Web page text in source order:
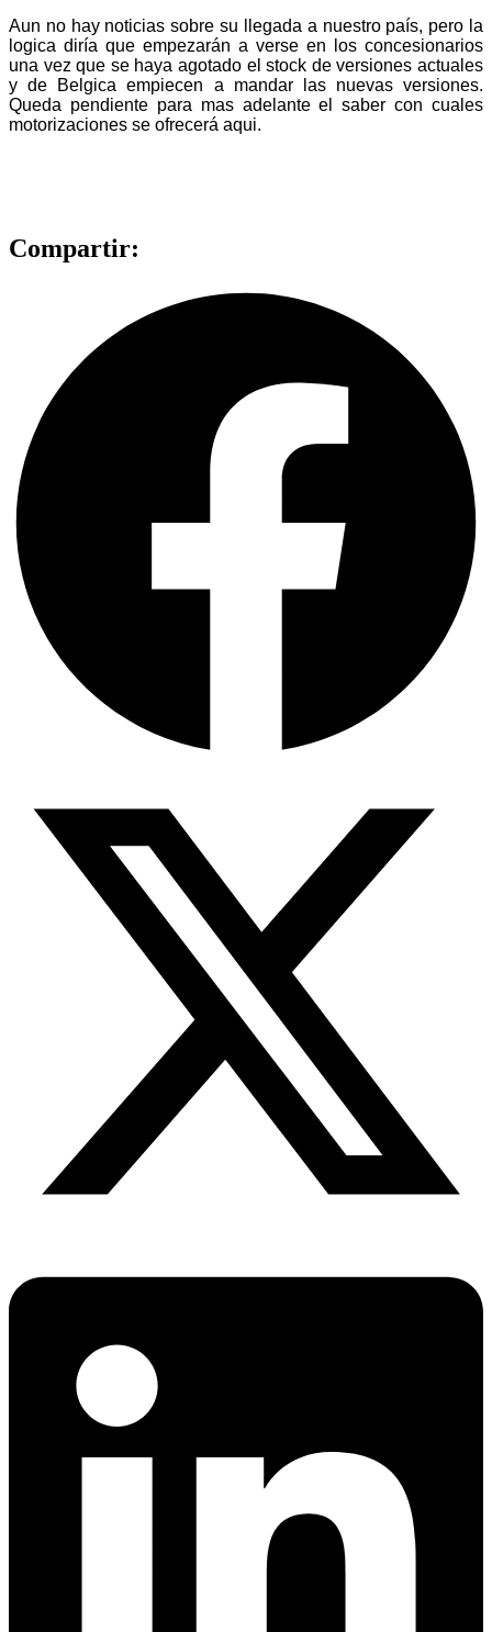
Aun no hay noticias sobre su llegada a nuestro país, pero la
logica diría que empezarán a verse en los concesionarios
una vez que se haya agotado el stock de versiones actuales
y de Belgica empiecen a mandar las nuevas versiones.
Queda pendiente para mas adelante el saber con cuales
motorizaciones se ofrecerá aqui.
Compartir: